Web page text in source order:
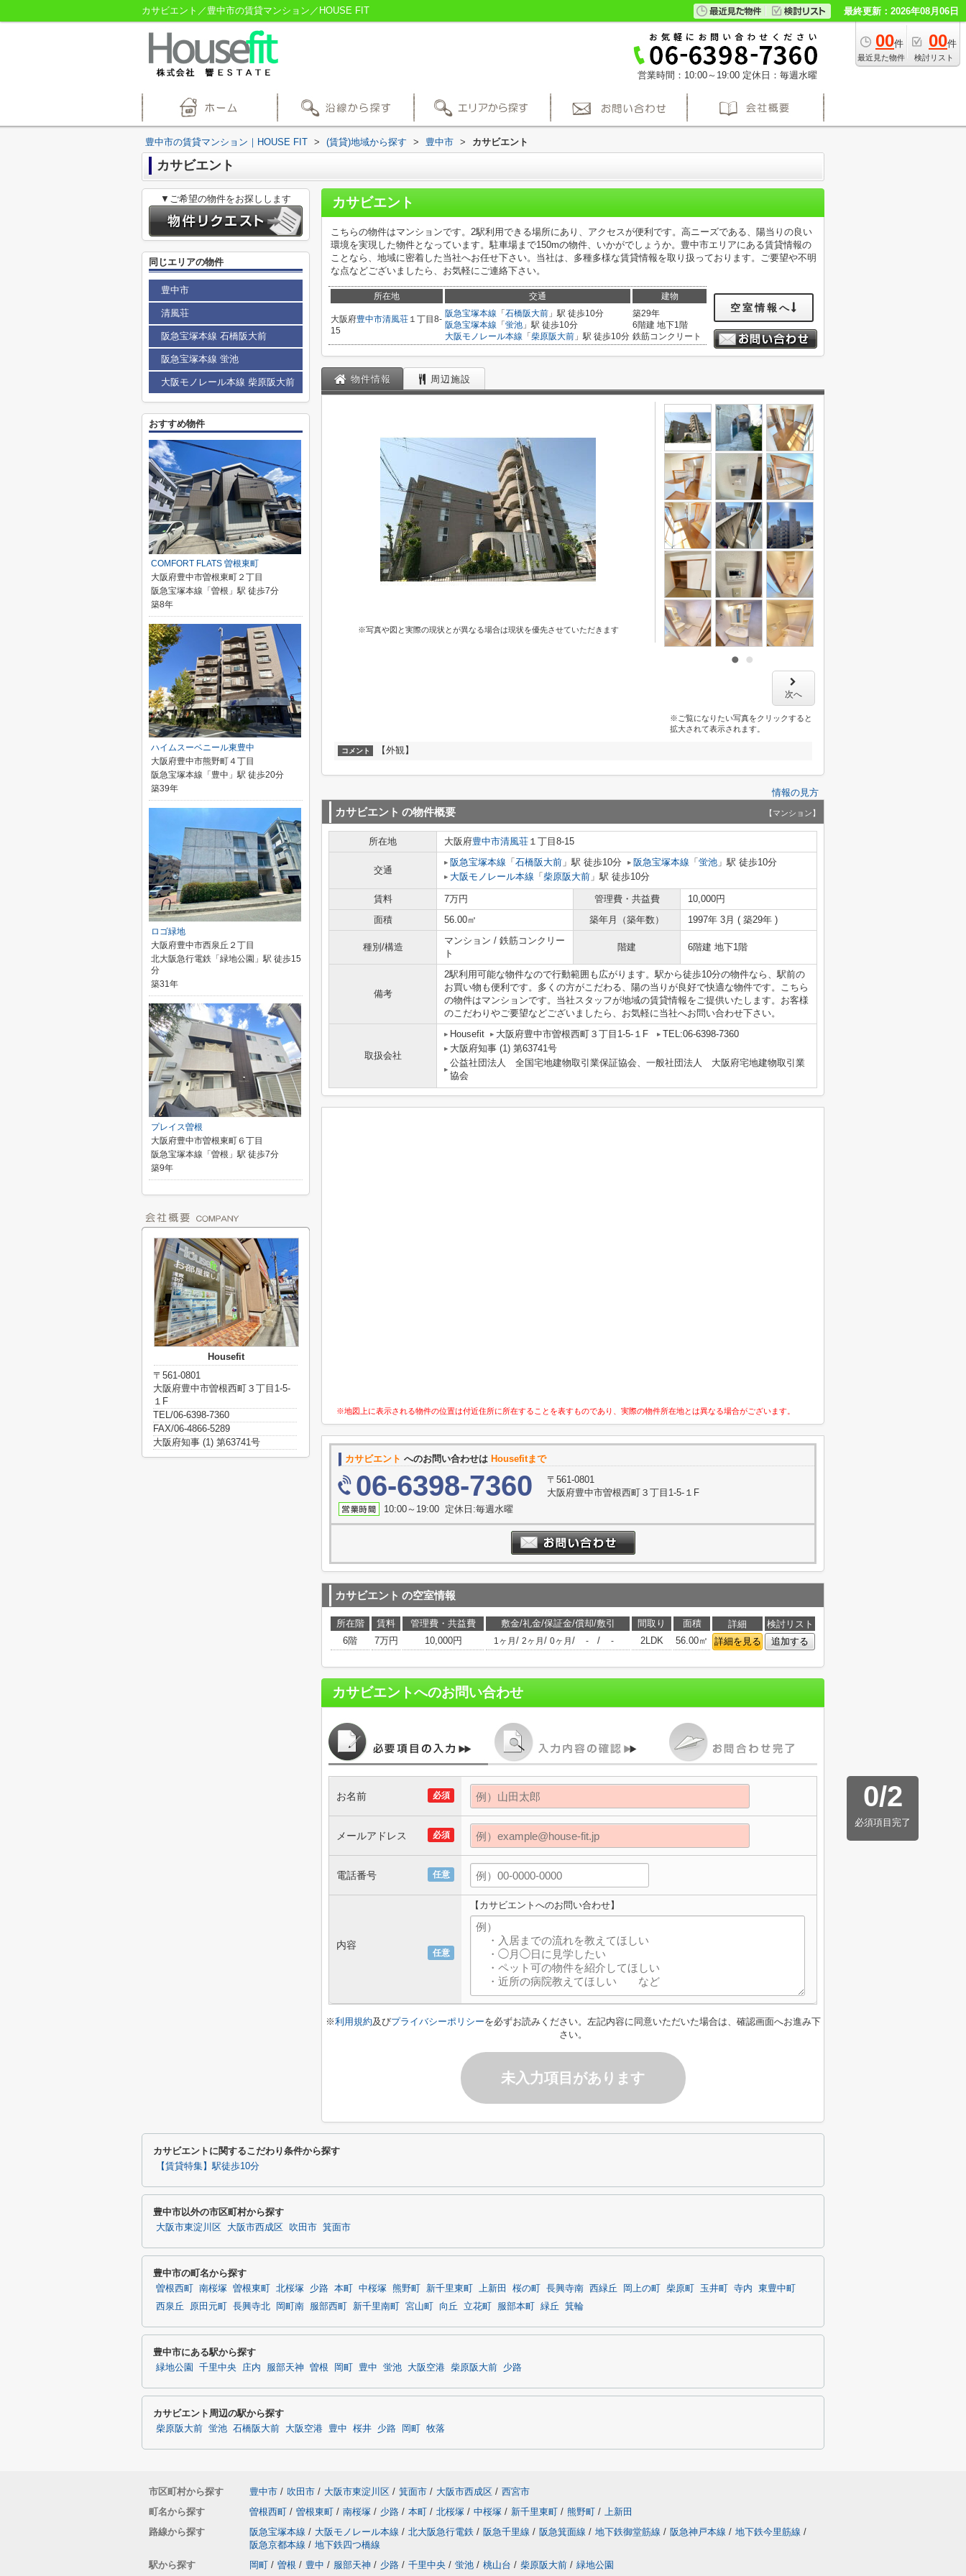
カサビエント／豊中市の賃貸マンション／HOUSE FIT 最終更新：2026年08月06日
00件
最近見た物件
00件
検討リスト
営業時間：10:00～19:00 定休日：毎週水曜
豊中市の賃貸マンション｜HOUSE FIT > (賃貸)地域から探す > 豊中市 > カサビエント
カサビエント
カサビエント
こちらの物件はマンションです。2駅利用できる場所にあり、アクセスが便利です。高ニーズである、陽当りの良い
環境を実現した物件となっています。駐車場まで150mの物件、いかがでしょうか。豊中市エリアにある賃貸情報の
ことなら、地域に密着した当社へお任せ下さい。当社は、多種多様な賃貸情報を取り扱っております。ご要望や不明
な点などございましたら、お気軽にご連絡下さい。
所在地 交通 建物
大阪府豊中市清風荘 １丁目8-
15
阪急宝塚本線 「 石橋阪大前 」駅 徒歩10分
阪急宝塚本線 「 蛍池 」駅 徒歩10分
大阪モノレール本線 「 柴原阪大前 」駅 徒歩10分
築29年
6階建 地下1階
鉄筋コンクリート
空室情報へ
物件情報 周辺施設
※写真や図と実際の現状とが異なる場合は現状を優先させていただきます
次へ
※ご覧になりたい写真をクリックすると
拡大されて表示されます。
コメント 【外観】
情報の見方
カサビエント の物件概要 【マンション】
所在地 大阪府豊中市清風荘 １丁目8-15
交通
阪急宝塚本線 「 石橋阪大前 」駅 徒歩10分 阪急宝塚本線 「 蛍池 」駅 徒歩10分
大阪モノレール本線 「 柴原阪大前 」駅 徒歩10分
賃料 7万円 管理費・共益費
10,000円
面積
56.00㎡ 築年月（築年数） 1997年 3月 ( 築29年 )
種別/構造
マンション / 鉄筋コンクリー
ト
階建 6階建 地下1階
備考
2駅利用可能な物件なので行動範囲も広がります。駅から徒歩10分の物件なら、駅前の
お買い物も便利です。多くの方がこだわる、陽の当りが良好で快適な物件です。こちら
の物件はマンションです。当社スタッフが地域の賃貸情報をご提供いたします。お客様
のこだわりやご要望などございましたら、お気軽に当社へお問い合わせ下さい。
取扱会社
Housefit 大阪府豊中市曽根西町３丁目1-5-１F
TEL:06-6398-7360
大阪府知事 (1) 第63741号
公益社団法人 全国宅地建物取引業保証協会、一般社団法人 大阪府宅地建物取引業
協会
※地図上に表示される物件の位置は付近住所に所在することを表すものであり、実際の物件所在地とは異なる場合がございます。
カサビエント へのお問い合わせは Housefitまで
06-6398-7360
〒561-0801
大阪府豊中市曽根西町３丁目1-5-１F
10:00～19:00 定休日:毎週水曜
カサビエント の空室情報
所在階 賃料 管理費・共益費 敷金/礼金/保証金/償却/敷引 間取り 面積 詳細
検討リスト
6階
7万円 10,000円 1ヶ月 / 2ヶ月 / 0ヶ月 / - / - 2LDK 56.00㎡ 詳細を見る 追加する
カサビエントへのお問い合わせ
0/2
必須項目完了
必須
お名前
必須
メールアドレス
任意
電話番号
任意
内容
【カサビエントへのお問い合わせ】
※利用規約及びプライバシーポリシーを必ずお読みください。左記内容に同意いただいた場合は、確認画面へお進み下
さい。
未入力項目があります
▼ご希望の物件をお探しします
同じエリアの物件
豊中市
清風荘
阪急宝塚本線 石橋阪大前
阪急宝塚本線 蛍池
大阪モノレール本線 柴原阪大前
おすすめ物件
COMFORT FLATS 曽根東町
大阪府豊中市曽根東町２丁目
阪急宝塚本線「曽根」駅 徒歩7分
築8年
ハイムスーベニール東豊中
大阪府豊中市熊野町４丁目
阪急宝塚本線「豊中」駅 徒歩20分
築39年
ロゴ緑地
大阪府豊中市西泉丘２丁目
北大阪急行電鉄「緑地公園」駅 徒歩15
分
築31年
プレイス曽根
大阪府豊中市曽根東町６丁目
阪急宝塚本線「曽根」駅 徒歩7分
築9年
Housefit
〒561-0801
大阪府豊中市曽根西町３丁目1-5-
１F
TEL/06-6398-7360
FAX/06-4866-5289
大阪府知事 (1) 第63741号
カサビエントに関するこだわり条件から探す
【賃貸特集】駅徒歩10分
豊中市以外の市区町村から探す
大阪市東淀川区 大阪市西成区 吹田市 箕面市
豊中市の町名から探す
曽根西町 南桜塚 曽根東町 北桜塚 少路 本町 中桜塚 熊野町 新千里東町 上新田 桜の町 長興寺南 西緑丘 岡上の町 柴原町 玉井町 寺内
東豊中町
西泉丘
原田元町 長興寺北 岡町南 服部西町 新千里南町 宮山町 向丘 立花町 服部本町 緑丘 箕輪
豊中市にある駅から探す
緑地公園 千里中央 庄内 服部天神 曽根 岡町 豊中 蛍池 大阪空港 柴原阪大前 少路
カサビエント周辺の駅から探す
柴原阪大前 蛍池 石橋阪大前 大阪空港 豊中 桜井 少路 岡町 牧落
市区町村から探す 豊中市 / 吹田市 / 大阪市東淀川区 / 箕面市 / 大阪市西成区 / 西宮市
町名から探す
曽根西町 / 曽根東町 / 南桜塚 / 少路 / 本町 / 北桜塚 / 中桜塚 / 新千里東町 / 熊野町 / 上新田
路線から探す
阪急宝塚本線 / 大阪モノレール本線 / 北大阪急行電鉄 / 阪急千里線 / 阪急箕面線 / 地下鉄御堂筋線 / 阪急神戸本線 / 地下鉄今里筋線 /
阪急京都本線 / 地下鉄四つ橋線
駅から探す
岡町 / 曽根 / 豊中 / 服部天神 / 少路 / 千里中央 / 蛍池 / 桃山台 / 柴原阪大前 / 緑地公園